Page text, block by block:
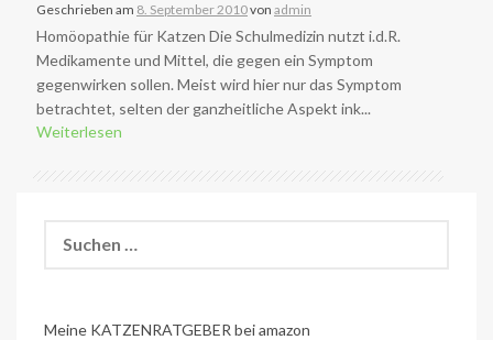
Geschrieben am 8. September 2010von admin
Homöopathie für Katzen Die Schulmedizin nutzt i.d.R.
Medikamente und Mittel, die gegen ein Symptom
gegenwirken sollen. Meist wird hier nur das Symptom
betrachtet, selten der ganzheitliche Aspekt ink...
Weiterlesen
nach:
Meine KATZENRATGEBER bei amazon